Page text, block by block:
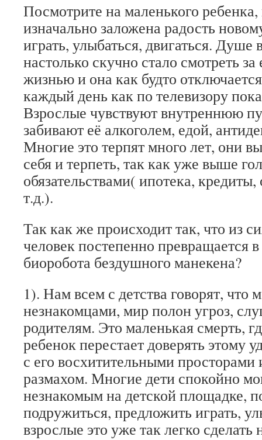
Посмотрите на маленького
изначально заложена радость
играть, улыбаться, двигаться. Душе
настолько скучно стало смотреть
жизнью и она как будто
каждый день как по телевизору
Взрослые чувствуют внутреннюю
забивают её алкоголем, едой,
Многие это терпят много лет, они
себя и терпеть, так как уже выше
обязательствами( ипотека,
т.д.).
Так как же происходит так, что из
человек постепенно превращается
биоробота бездушного манекена?
1). Нам всем с детства говорят, что
незнакомцами, мир полон угроз,
родителям. Это маленькая смерть,
ребенок перестает доверять этому
с его восхитительными
размахом. Многие дети спокойно
незнакомым на детской площадке,
подружиться, предложить играть,
взрослые это уже так легко сделать